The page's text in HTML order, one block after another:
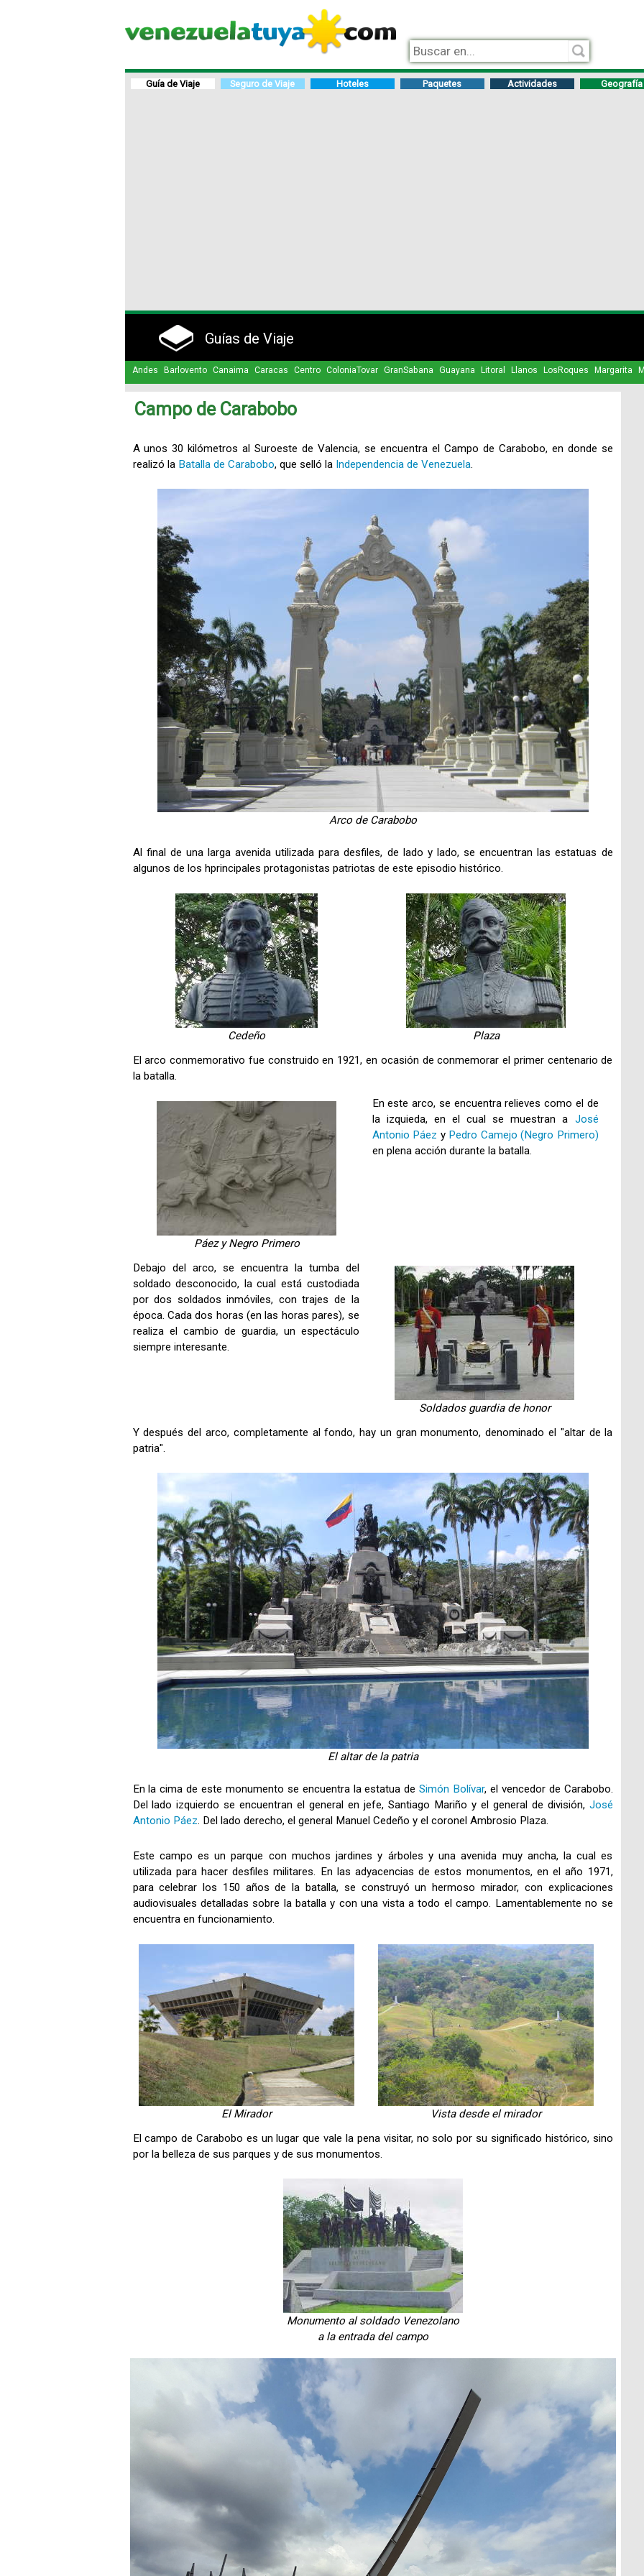
Guía de Viaje Seguro de Viaje Hoteles Paquetes Actividades Geografía
Guías de Viaje
Andes Barlovento Canaima Caracas Centro ColoniaTovar GranSabana Guayana Litoral Llanos LosRoques Margarita
Campo de Carabobo
A unos 30 kilómetros al Suroeste de Valencia, se encuentra el Campo de Carabobo, en donde se
realizó la Batalla de Carabobo, que selló la Independencia de Venezuela.
Arco de Carabobo
Al final de una larga avenida utilizada para desfiles, de lado y lado, se encuentran las estatuas de
algunos de los hprincipales protagonistas patriotas de este episodio histórico.
Cedeño
Plaza
El arco conmemorativo fue construido en 1921, en ocasión de conmemorar el primer centenario de
la batalla.
Páez y Negro Primero
En este arco, se encuentra relieves como el de
la izquieda, en el cual se muestran a José
Antonio Páez y Pedro Camejo (Negro Primero)
en plena acción durante la batalla.
Debajo del arco, se encuentra la tumba del
soldado desconocido, la cual está custodiada
por dos soldados inmóviles, con trajes de la
época. Cada dos horas (en las horas pares), se
realiza el cambio de guardia, un espectáculo
siempre interesante.
Soldados guardia de honor
Y después del arco, completamente al fondo, hay un gran monumento, denominado el "altar de la
patria".
El altar de la patria
En la cima de este monumento se encuentra la estatua deSimón Bolívar, el vencedor de Carabobo.
Del lado izquierdo se encuentran el general en jefe, Santiago Mariño y el general de división, José
Antonio Páez. Del lado derecho, el general Manuel Cedeño y el coronel Ambrosio Plaza.
Este campo es un parque con muchos jardines y árboles y una avenida muy ancha, la cual es
utilizada para hacer desfiles militares. En las adyacencias de estos monumentos, en el año 1971,
para celebrar los 150 años de la batalla, se construyó un hermoso mirador, con explicaciones
audiovisuales detalladas sobre la batalla y con una vista a todo el campo. Lamentablemente no se
encuentra en funcionamiento.
El Mirador
Vista desde el mirador
El campo de Carabobo es un lugar que vale la pena visitar, no solo por su significado histórico, sino
por la belleza de sus parques y de sus monumentos.
Monumento al soldado Venezolano
a la entrada del campo